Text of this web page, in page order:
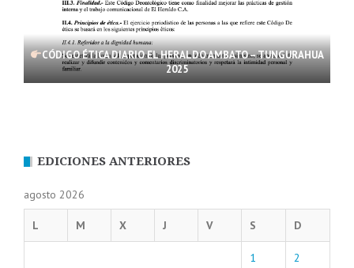
CÓDIGO ÉTICA DIARIO EL HERALDO AMBATO – TUNGURAHUA
2025
EDICIONES ANTERIORES
agosto 2026
L M X J V S D
1 2